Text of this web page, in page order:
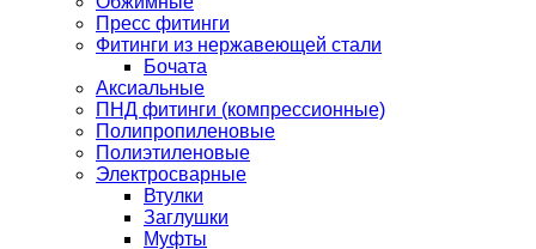
Пресс фитинги
Фитинги из нержавеющей стали
Бочата
Аксиальные
ПНД фитинги (компрессионные)
Полипропиленовые
Полиэтиленовые
Электросварные
Втулки
Заглушки
Муфты